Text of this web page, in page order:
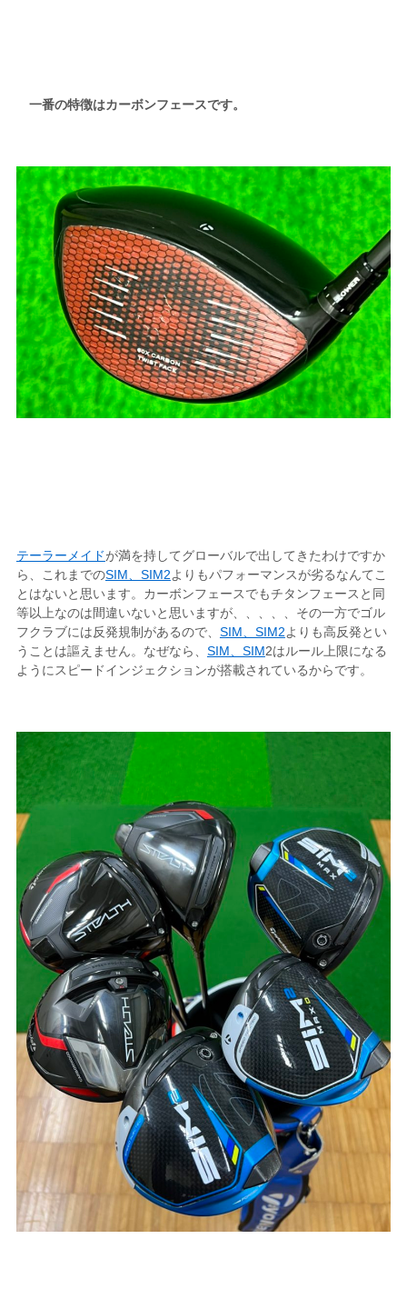
一番の特徴はカーボンフェースです。
テーラーメイドが満を持してグローバルで出してきたわけですか
ら、これまでのSIM、SIM2よりもパフォーマンスが劣るなんてこ
とはないと思います。カーボンフェースでもチタンフェースと同
等以上なのは間違いないと思いますが、、、、、その一方でゴル
フクラブには反発規制があるので、 SIM、SIM2よりも高反発とい
うことは謳えません。なぜなら、 SIM、SIM2はルール上限になる
ようにスピードインジェクションが搭載されているからです。